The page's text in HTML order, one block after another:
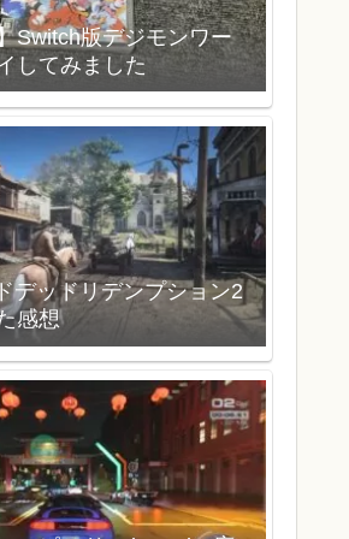
Switch版デジモンワー
してみました
デッドリデンプション2
感想